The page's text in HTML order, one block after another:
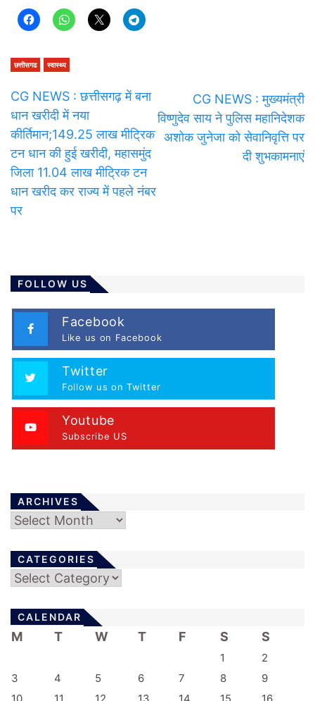
छत्तीसगढ स्वास्थ्य
CG NEWS : छत्तीसगढ़ में बना
धान खरीदी में नया
कीर्तिमान;149.25 लाख मीट्रिक
टन धान की हुई खरीदी, महासमुंद
जिला 11.04 लाख मीट्रिक टन
धान खरीद कर राज्य में पहले नंबर
पर
CG NEWS : मुख्यमंत्री
विष्णुदेव साय ने पुलिस महानिदेशक
अशोक जुनेजा को सेवानिवृत्ति पर
दी शुभकामनाएं
FOLLOW US
Facebook
Like us on Facebook
Twitter
Follow us on Twitter
Youtube
Subscribe US
ARCHIVES
Archives
CATEGORIES
Categories
CALENDAR
M T W T F S S
1
2
3
4 5 6 7 8
9